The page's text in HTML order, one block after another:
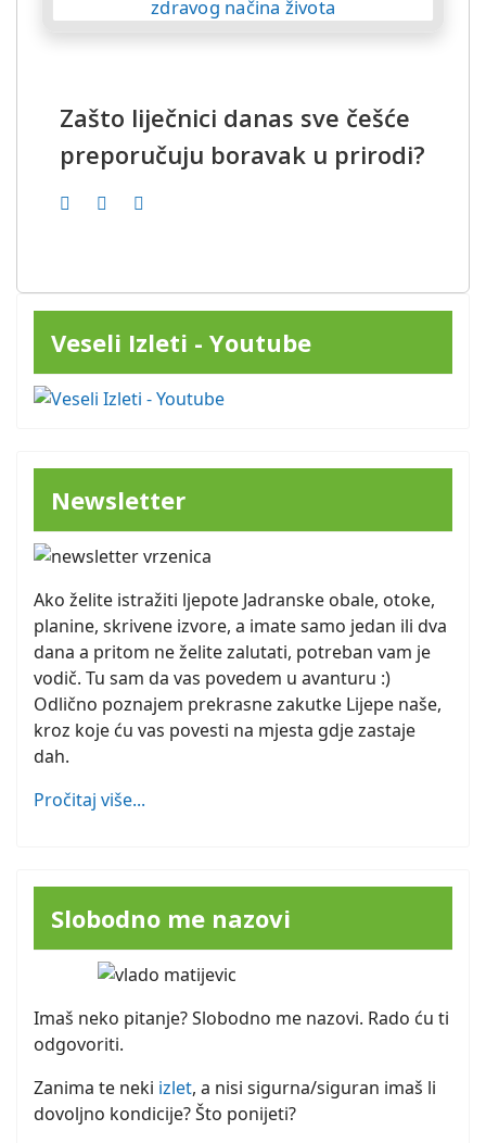
Zašto liječnici danas sve češće
preporučuju boravak u prirodi?
Veseli Izleti - Youtube
Newsletter
Ako želite istražiti ljepote Jadranske obale, otoke,
planine, skrivene izvore, a imate samo jedan ili dva
dana a pritom ne želite zalutati, potreban vam je
vodič. Tu sam da vas povedem u avanturu :)
Odlično poznajem prekrasne zakutke Lijepe naše,
kroz koje ću vas povesti na mjesta gdje zastaje
dah.
Pročitaj više...
Slobodno me nazovi
Imaš neko pitanje? Slobodno me nazovi. Rado ću ti
odgovoriti.
Zanima te neki izlet, a nisi sigurna/siguran imaš li
dovoljno kondicije? Što ponijeti?